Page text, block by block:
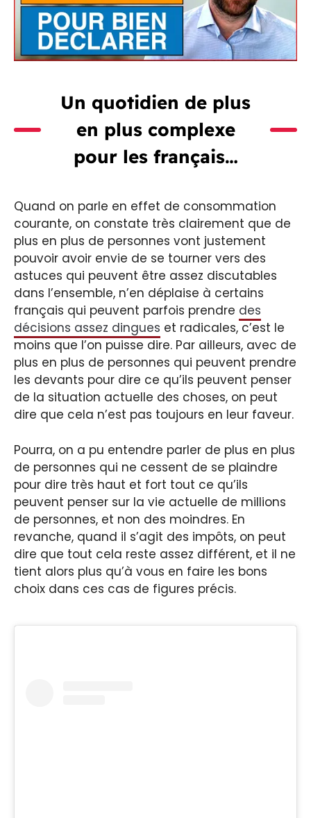
Un quotidien de plus
en plus complexe
pour les français…
Quand on parle en effet de consommation
courante, on constate très clairement que de
plus en plus de personnes vont justement
pouvoir avoir envie de se tourner vers des
astuces qui peuvent être assez discutables
dans l’ensemble, n’en déplaise à certains
français qui peuvent parfois prendre des
décisions assez dingues et radicales, c’est le
moins que l’on puisse dire. Par ailleurs, avec de
plus en plus de personnes qui peuvent prendre
les devants pour dire ce qu’ils peuvent penser
de la situation actuelle des choses, on peut
dire que cela n’est pas toujours en leur faveur.
Pourra, on a pu entendre parler de plus en plus
de personnes qui ne cessent de se plaindre
pour dire très haut et fort tout ce qu’ils
peuvent penser sur la vie actuelle de millions
de personnes, et non des moindres. En
revanche, quand il s’agit des impôts, on peut
dire que tout cela reste assez différent, et il ne
tient alors plus qu’à vous en faire les bons
choix dans ces cas de figures précis.